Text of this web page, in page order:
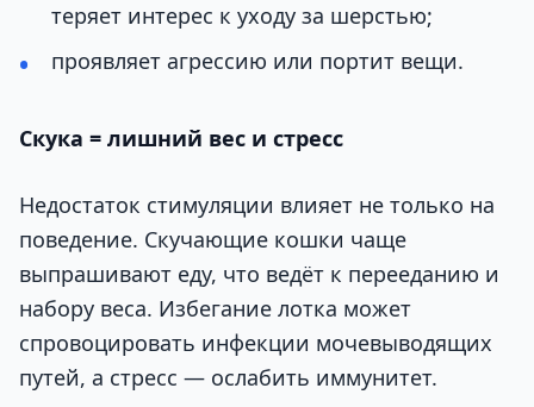
теряет интерес к уходу за шерстью;
проявляет агрессию или портит вещи.
Скука = лишний вес и стресс
Недостаток стимуляции влияет не только на
поведение. Скучающие кошки чаще
выпрашивают еду, что ведёт к перееданию и
набору веса. Избегание лотка может
спровоцировать инфекции мочевыводящих
путей, а стресс — ослабить иммунитет.